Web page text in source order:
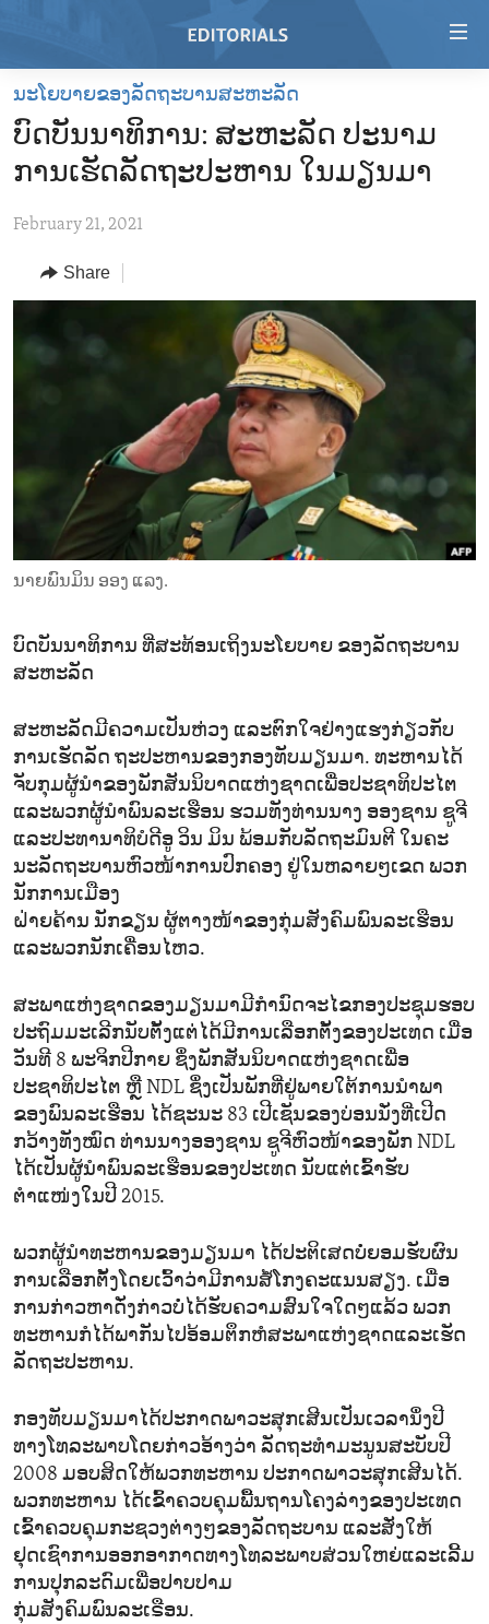
Skip
main
content
to
Navigation
Skip
Search
HOME
REGIONS
AFRICA
ASIA
TOPICS
SECURITY AND DEFENSE
AID AND DEVELOPMENT
DEMOCRACY AND GOVERNANCE
ECONOMY AND TRADE
ENVIRONMENT AND HEALTH
IDEALS AND INSTITUTIONS
ABOUT US
ນະໂຍບາຍຂອງລັດຖະບານສະຫະລັດ
ບົດບັນນາທິການ: ສະຫະລັດ ປະນາມ
ການເຮັດລັດຖະປະຫານ ໃນມຽນມາ
February 21, 2021
Share
ນາຍພົນມິນ ອອງ ແລງ.
ບົດບັນນາທິການ ທີ່ສະທ້ອນເຖິງນະໂຍບາຍ ຂອງລັດຖະບານ
ສະຫະລັດ
ສະຫະລັດມີຄວາມເປັນຫ່ວງ ແລະຕົກໃຈຢ່າງແຮງກ່ຽວກັບ
ການເຮັດລັດ ຖະປະຫານຂອງກອງທັບມຽນມາ. ທະຫານໄດ້
ຈັບກຸມຜູ້ນຳຂອງພັກສັນນິບາດແຫ່ງຊາດເພື່ອປະຊາທິປະໄຕ
ແລະພວກຜູ້ນຳພົນລະເຮືອນ ຮວມທັງທ່ານນາງ ອອງຊານ ຊູຈີ
ແລະປະທານາທິບໍດີອູ ວິນ ມິນ ພ້ອມກັບລັດຖະມົນຕີ ໃນຄະ
ນະລັດຖະບານຫົວໜ້າການປົກຄອງ ຢູ່ໃນຫລາຍໆເຂດ ພວກ
ນັກການເມືອງ
ຝ່າຍຄ້ານ ນັກຂຽນ ຜູ້ຕາງໜ້າຂອງກຸ່ມສັງຄົມພົນລະເຮືອນ
ແລະພວກນັກເຄື່ອນໄຫວ.
ສະພາແຫ່ງຊາດຂອງມຽນມາມີກຳນົດຈະໄຂກອງປະຊຸມຮອບ
ປະຖົມມະເລີກນັບຕັ້ງແຕ່ໄດ້ມີການເລືອກຕັ້ງຂອງປະເທດ ເມື່ອ
ວັນທີ 8 ພະຈິກປີກາຍ ຊຶ່ງພັກສັນນິບາດແຫ່ງຊາດເພື່ອ
ປະຊາທິປະໄຕ ຫຼື NDL ຊຶ່ງເປັນພັກທີ່ຢູ່ພາຍໃຕ້ການນຳພາ
ຂອງພົນລະເຮືອນ ໄດ້ຊະນະ 83 ເປີເຊັນຂອງບ່ອນນັ່ງທີ່ເປີດ
ກວ້າງທັງໝົດ ທ່ານນາງອອງຊານ ຊູຈີຫົວໜ້າຂອງພັກ NDL
ໄດ້ເປັນຜູ້ນໍາພົນລະເຮືອນຂອງປະເທດ ນັບແຕ່ເຂົ້າຮັບ
ຕຳແໜ່ງໃນປີ 2015.
ພວກຜູ້ນຳທະຫານຂອງມຽນມາ ໄດ້ປະຕິເສດບໍ່ຍອມຮັບຜົນ
ການເລືອກຕັ້ງໂດຍເວົ້າວ່າມີການສໍ້ໂກງຄະແນນສຽງ. ເມື່ອ
ການກ່າວຫາດັ່ງກ່າວບໍ່ໄດ້ຮັບຄວາມສົນໃຈໃດໆແລ້ວ ພວກ
ທະຫານກໍໄດ້ພາກັນໄປອ້ອມຕຶກຫໍສະພາແຫ່ງຊາດແລະເຮັດ
ລັດຖະປະຫານ.
ກອງທັບມຽນມາໄດ້ປະກາດພາວະສຸກເສີນເປັນເວລານຶ່ງປີ
ທາງໂທລະພາບໂດຍກ່າວອ້າງວ່າ ລັດຖະທຳມະນູນສະບັບປີ
2008 ມອບສິດໃຫ້ພວກທະຫານ ປະກາດພາວະສຸກເສີນໄດ້.
ພວກທະຫານ ໄດ້ເຂົ້າຄວບຄຸມພື້ນຖານໂຄງລ່າງຂອງປະເທດ
ເຂົ້າຄວບຄຸມກະຊວງຕ່າງໆຂອງລັດຖະບານ ແລະສັ່ງໃຫ້
ຢຸດເຊົາການອອກອາກາດທາງໂທລະພາບສ່ວນໃຫຍ່ແລະເລີ້ມ
ການປຸກລະດົມເພື່ອປາບປາມ
ກຸ່ມສັງຄົມພົນລະເຣືອນ.